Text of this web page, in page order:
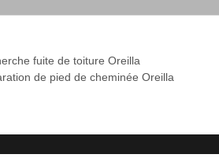
fuite de toiture Oreilla
de pied de cheminée Oreilla